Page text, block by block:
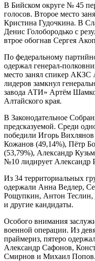
В Бийском округе № 45
голосов. Второе место
Кристина Гудочкина. В
Денис Голобородько с
втрое обогнав Сергея
По федеральному
одержал генерал-
место занял спикер АКЗС
лидеров замкнул
завода АТИ» Артём
Алтайского края.
В Законодательное
предсказуемой. Среди
победили Игорь
Кожанов (49,14%), Пётр
(53,79%), Александр
№10 лидирует Александр
Из 34 территориальных
одержали Анна Ведлер,
Рощупкин, Антон Теслин,
и другие кандидаты.
Особого внимания
военной операции. Из
праймериз, пятеро
Александр Сафонов,
Смирнов и Михаил Попов.